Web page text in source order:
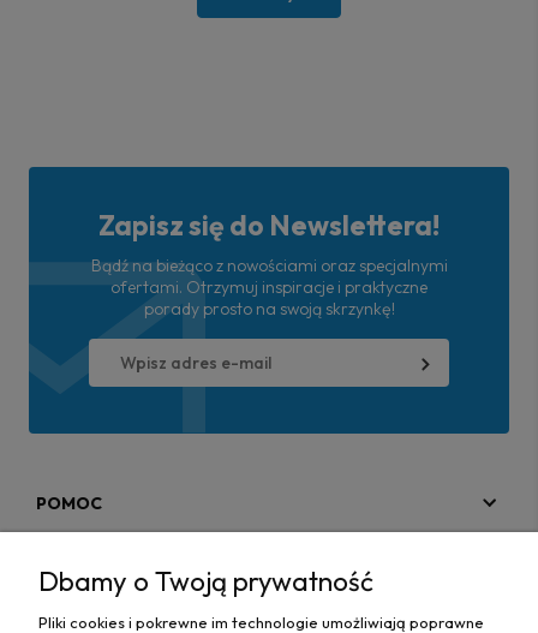
Zapisz się do Newslettera!
Bądź na bieżąco z nowościami oraz specjalnymi
ofertami. Otrzymuj inspiracje i praktyczne
porady prosto na swoją skrzynkę!
POMOC
Dbamy o Twoją prywatność
Pliki cookies i pokrewne im technologie umożliwiają poprawne